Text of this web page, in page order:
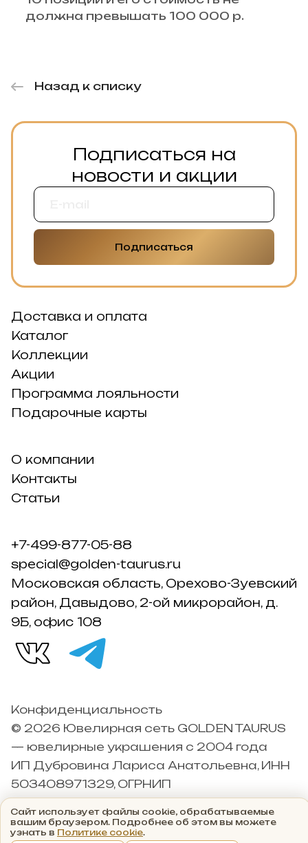
должна превышать 100 000 р.
Назад к списку
Подписаться на
новости и акции
Подписаться
Доставка и оплата
Каталог
Коллекции
Акции
Программа лояльности
Подарочные карты
О компании
Контакты
Статьи
+7-499-877-05-88
special@golden-taurus.ru
Московская область, Орехово-Зуевский
район, Давыдово, 2-ой микрорайон, д.
9Б, офис 108
Конфиденциальность
© 2026 Ювелирная сеть GOLDEN TAURUS
— ювелирные украшения с 2004 года
ИП Дубровина Лариса Анатольевна, ИНН
503408971329, ОГРНИП
304503426000042
Сайт использует файлы cookie, обрабатываемые
вашим браузером. Подробнее об этом вы можете
узнать в Политике cookie.